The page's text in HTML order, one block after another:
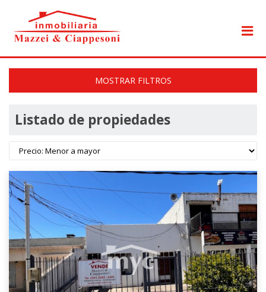
MOSTRAR FILTROS
Listado de propiedades